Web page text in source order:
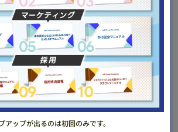
アップが出るのは初回のみです。